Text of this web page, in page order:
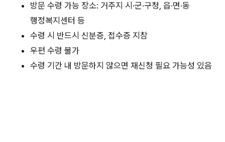
방문 수령 가능 장소: 거주지 시·군·구청, 읍·면·동
행정복지센터 등
수령 시 반드시 신분증, 접수증 지참
우편 수령 불가
수령 기간 내 방문하지 않으면 재신청 필요 가능성 있음